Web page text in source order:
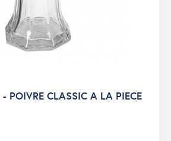
- POIVRE CLASSIC A LA PIECE